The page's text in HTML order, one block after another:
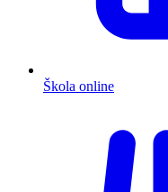
Škola online